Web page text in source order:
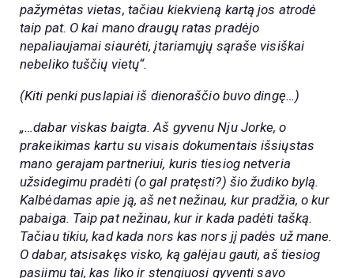
pažymėtas vietas, tačiau kiekvieną kartą jos atrodė
taip pat. O kai mano draugų ratas pradėjo
nepaliaujamai siaurėti, įtariamųjų sąraše visiškai
nebeliko tuščių vietų“.
(Kiti penki puslapiai iš dienoraščio buvo dingę…)
„…dabar viskas baigta. Aš gyvenu Nju Jorke, o
prakeikimas kartu su visais dokumentais išsiųstas
mano gerajam partneriui, kuris tiesiog netveria
užsidegimu pradėti (o gal pratęsti?) šio žudiko bylą.
Kalbėdamas apie ją, aš net nežinau, kur pradžia, o kur
pabaiga. Taip pat nežinau, kur ir kada padėti tašką.
Tačiau tikiu, kad kada nors kas nors jį padės už mane.
O dabar, atsisakęs visko, ką galėjau gauti, aš tiesiog
pasiimu tai, kas liko ir stengiuosi gyventi savo